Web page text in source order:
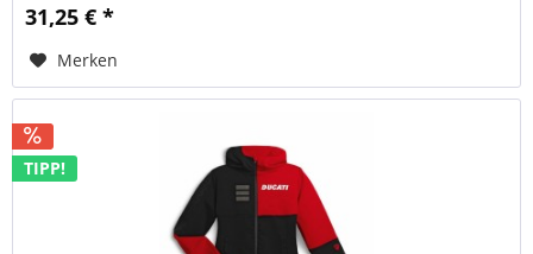
31,25 € *
Merken
TIPP!